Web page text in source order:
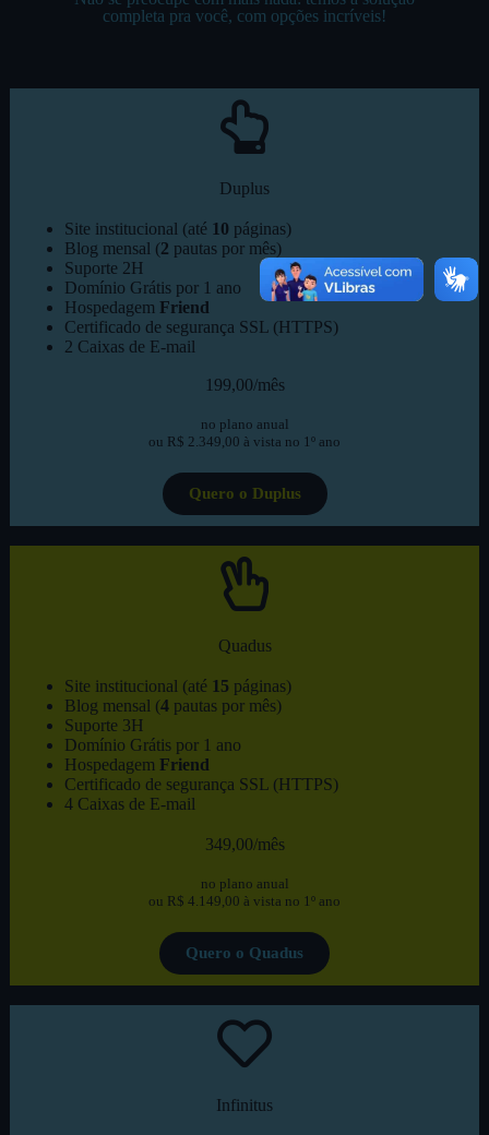
completa pra você, com opções incríveis!
Duplus
Site institucional (até 10 páginas)
Blog mensal (2 pautas por mês)
Suporte 2H
Domínio Grátis por 1 ano
Hospedagem Friend
Certificado de segurança SSL (HTTPS)
2 Caixas de E-mail
199,00/mês
no plano anual
ou R$ 2.349,00 à vista no 1º ano
Quero o Duplus
Quadus
Site institucional (até 15 páginas)
Blog mensal (4 pautas por mês)
Suporte 3H
Domínio Grátis por 1 ano
Hospedagem Friend
Certificado de segurança SSL (HTTPS)
4 Caixas de E-mail
349,00/mês
no plano anual
ou R$ 4.149,00 à vista no 1º ano
Quero o Quadus
Infinitus